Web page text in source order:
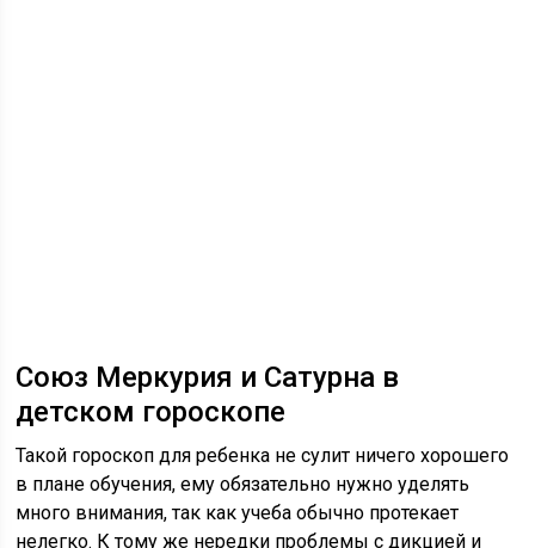
Союз Меркурия и Сатурна в
детском гороскопе
Такой гороскоп для ребенка не сулит ничего хорошего
в плане обучения, ему обязательно нужно уделять
много внимания, так как учеба обычно протекает
нелегко. К тому же нередки проблемы с дикцией и